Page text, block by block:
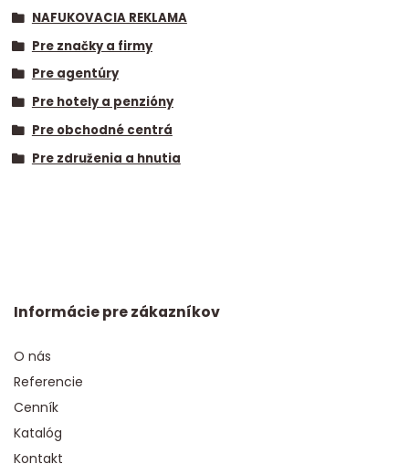
NAFUKOVACIA REKLAMA
Pre značky a firmy
Pre agentúry
Pre hotely a penzióny
Pre obchodné centrá
Pre združenia a hnutia
Informácie pre zákazníkov
O nás
Referencie
Cenník
Katalóg
Kontakt